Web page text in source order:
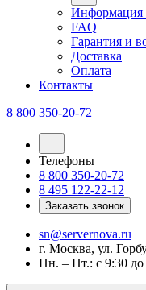
Информация
FAQ
Гарантия и
Доставка
Оплата
Контакты
8 800 350-20-72
Телефоны
8 800 350-20-72
8 495 122-22-12
Заказать звонок
sn@servernova.ru
г. Москва, ул.
Пн. – Пт.: с 9:30 до